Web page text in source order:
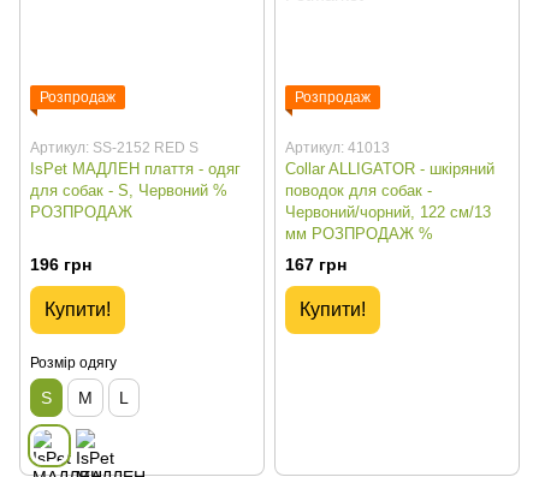
Розпродаж
Артикул: SS-2152 RED S
IsPet МАДЛЕН плаття - одяг
для собак - S, Червоний %
РОЗПРОДАЖ
196 грн
Купити!
Розмір одягу
S M L
Розпродаж
Артикул: 41013
Collar ALLIGATOR - шкіряний
поводок для собак -
Червоний/чорний, 122 см/13
мм РОЗПРОДАЖ %
167 грн
Купити!